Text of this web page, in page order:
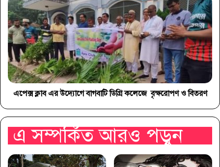
এপেক্স ক্লাব এর উদ্যোগে বাগবাটি ডিগ্রি কলেজে বৃক্ষরোপণ ও বিতরণ
এ সম্পর্কিত আরও পড়ুন